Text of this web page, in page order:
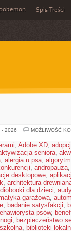
Spis Treści
- 2026
MOŻLIWOŚĆ
, Adobe XD,
seniora,
, alergia u psa,
, andropauza,
desktopowe,
, architektura
dla dzieci,
garażowa,
, badanie satysfakcji,
psów,
, bezpieczeństwo
, biblioteki